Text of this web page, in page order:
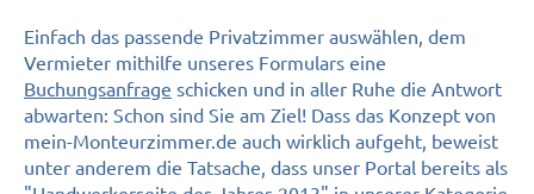
Einfach das passende Privatzimmer auswählen, dem
Vermieter mithilfe unseres Formulars eine
Buchungsanfrage schicken und in aller Ruhe die Antwort
abwarten: Schon sind Sie am Ziel! Dass das Konzept von
mein-Monteurzimmer.de auch wirklich aufgeht, beweist
unter anderem die Tatsache, dass unser Portal bereits als